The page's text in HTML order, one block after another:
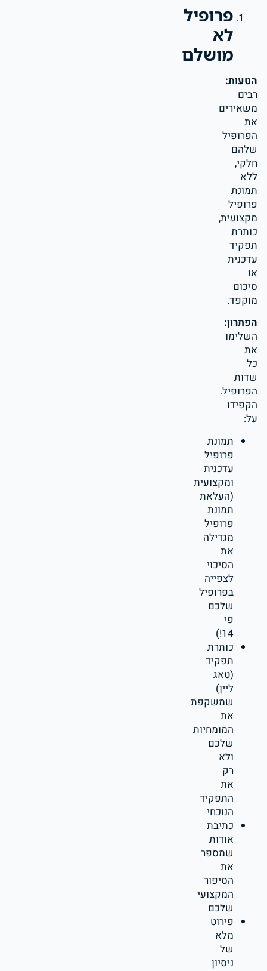
פרופיל
לא
מושלם
הטעות:
רבים
משאירים
את
הפרופיל
שלהם
חלקי,
ללא
תמונת
פרופיל
מקצועית,
כותרת
תפקיד
עדכנית
או
סיכום
מוקפד.
הפתרון:
השלימו
את
כל
שדות
הפרופיל.
הקפידו
על:
תמונת
פרופיל
עדכנית
ומקצועית
(העלאת
תמונת
פרופיל
מגדילה
את
הסיכוי
לצפייה
בפרופיל
שלכם
פי
14!)
כותרת
תפקיד
(טאג
ליין)
שמשקפת
את
המומחיות
שלכם
ולא
רק
את
התפקיד
הנוכחי
כתיבת
אודות
שמספר
את
הסיפור
המקצועי
שלכם
פירוט
מלא
של
ניסיון